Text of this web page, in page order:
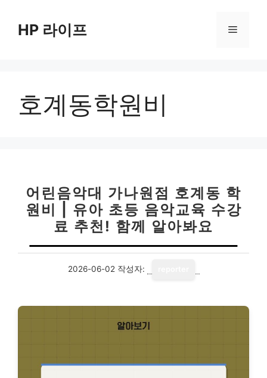
HP 라이프 메
호계동학원비
어린음악대 가나원점 호계동 학
원비 | 유아 초등 음악교육 수강
료 추천! 함께 알아봐요
2026-06-02 작성자: